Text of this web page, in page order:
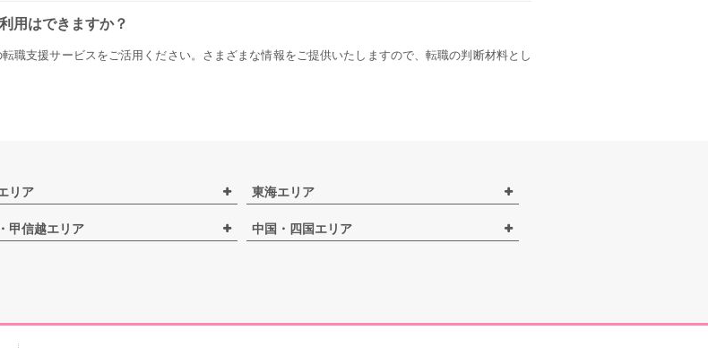
用はできますか？
職支援サービスをご活用ください。さまざまな情報をご提供いたしますので、転職の判断材料とし
リア 東海エリア
甲信越エリア 中国・四国エリア